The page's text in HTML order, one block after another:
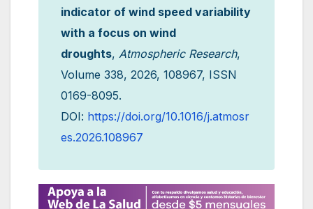
indicator of wind speed variability
with a focus on wind
droughts, Atmospheric Research,
Volume 338, 2026, 108967, ISSN
0169-8095.
DOI: https://doi.org/10.1016/j.atmosr
es.2026.108967